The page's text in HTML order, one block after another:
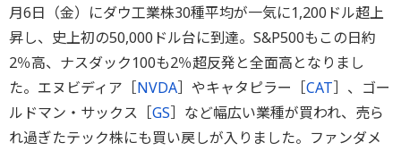
月6日（金）にダウ工業株30種平均が一気に1,200ドル超上
昇し、史上初の50,000ドル台に到達。S&P500もこの日約
2％高、ナスダック100も2％超反発と全面高となりまし
た。エヌビディア［NVDA］やキャタピラー［CAT］、ゴー
ルドマン・サックス［GS］など幅広い業種が買われ、売ら
れ過ぎたテック株にも買い戻しが入りました。ファンダメ